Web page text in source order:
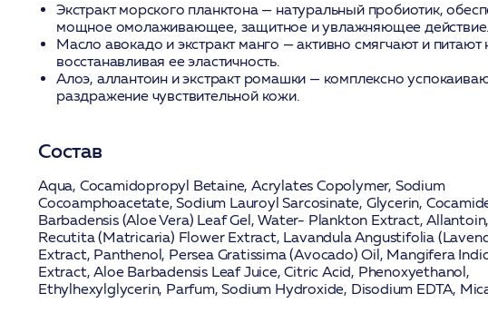
Экстракт морского планктона— натуральный пробиотик,
мощное омолаживающее, защитное и увлажняющее действие.
Масло авокадо и экстракт манго — активно смягчают и питают
восстанавливая ее эластичность.
Алоэ, аллантоин и экстракт ромашки — комплексно
раздражение чувствительной кожи.
Состав
Aqua, Cocamidopropyl Betaine, Acrylates Copolymer, Sodium
Cocoamphoacetate, Sodium Lauroyl Sarcosinate, Glycerin,
Barbadensis (Aloe Vera) Leaf Gel,Water- Plankton Extract,Allantoin
Recutita (Matricaria) Flower Extract, Lavandula Angustifolia
Extract, Panthenol, Persea Gratissima (Avocado) Oil, Mangifera
Extract, Aloe Barbadensis Leaf Juice, Citric Acid, Phenoxyethanol,
Ethylhexylglycerin, Parfum, Sodium Hydroxide, Disodium EDTA,